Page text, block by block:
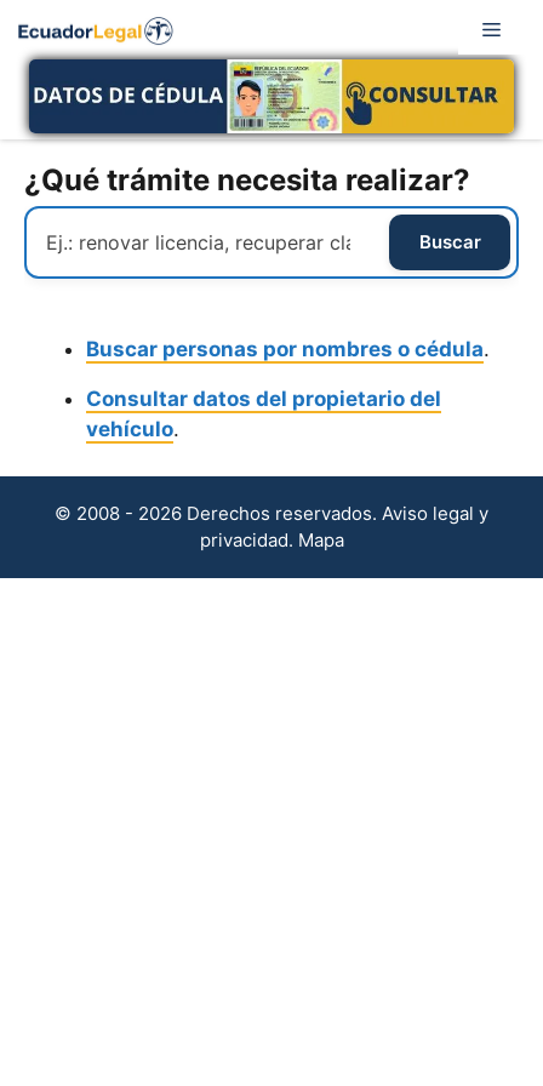
¿Qué trámite necesita realizar?
Buscar personas por nombres o cédula.
Consultar datos del propietario del
vehículo.
© 2008 - 2026 Derechos reservados. Aviso legal y
privacidad. Mapa